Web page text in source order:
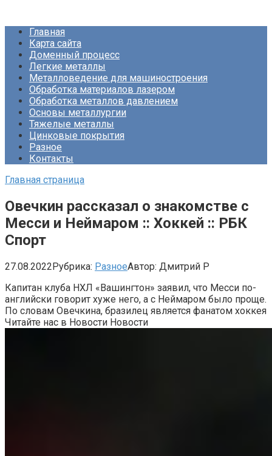
контентуГлавная
Карта сайта
Доменный процесс
Легкие металлы
Металловедение для машиностроения
Обработка материалов лазером
Обработка металлов давлением
Основы металлургии
Тяжелые металлы
Цинковые покрытия
Разное
Контакты
Главная страница
Овечкин рассказал о знакомстве с
Месси и Неймаром :: Хоккей :: РБК
Спорт
27.08.2022Рубрика: РазноеАвтор: Дмитрий Р
Капитан клуба НХЛ «Вашингтон» заявил, что Месси по-
английски говорит хуже него, а с Неймаром было проще.
По словам Овечкина, бразилец является фанатом хоккея
Читайте нас в Новости Новости